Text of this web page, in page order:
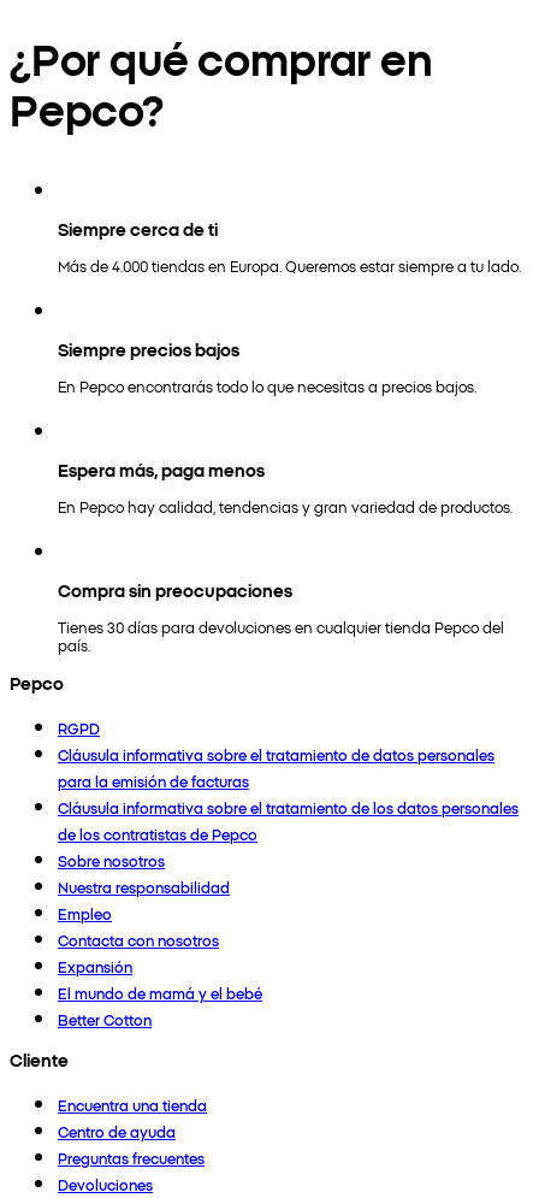
¿Por qué comprar en
Pepco?
Siempre cerca de ti
Más de 4.000 tiendas en Europa. Queremos estar siempre a tu lado.
Siempre precios bajos
En Pepco encontrarás todo lo que necesitas a precios bajos.
Espera más, paga menos
En Pepco hay calidad, tendencias y gran variedad de productos.
Compra sin preocupaciones
Tienes 30 días para devoluciones en cualquier tienda Pepco del
país.
Pepco
RGPD
Cláusula informativa sobre el tratamiento de datos personales
para la emisión de facturas
Cláusula informativa sobre el tratamiento de los datos personales
de los contratistas de Pepco
Sobre nosotros
Nuestra responsabilidad
Empleo
Contacta con nosotros
Expansión
El mundo de mamá y el bebé
Better Cotton
Cliente
Encuentra una tienda
Centro de ayuda
Preguntas frecuentes
Devoluciones